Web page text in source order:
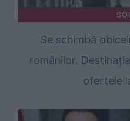
Se schimbă
românilor.
ofertele